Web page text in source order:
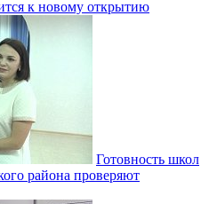
к новому открытию
Готовность школ
района проверяют